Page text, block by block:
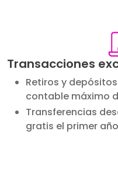
Transacciones
Retiros y
contable máximo
Transferencias
gratis el primer